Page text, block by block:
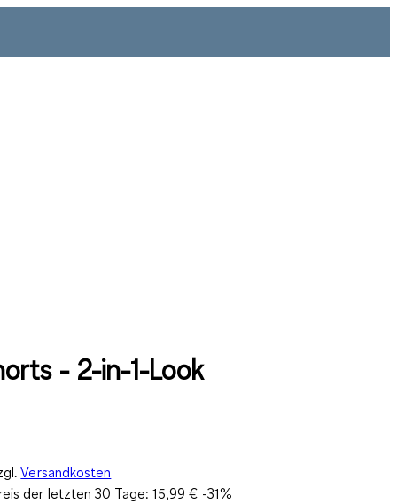
- 2-in-1-Look
Versandkosten
der letzten 30 Tage: 15,99 € -31%